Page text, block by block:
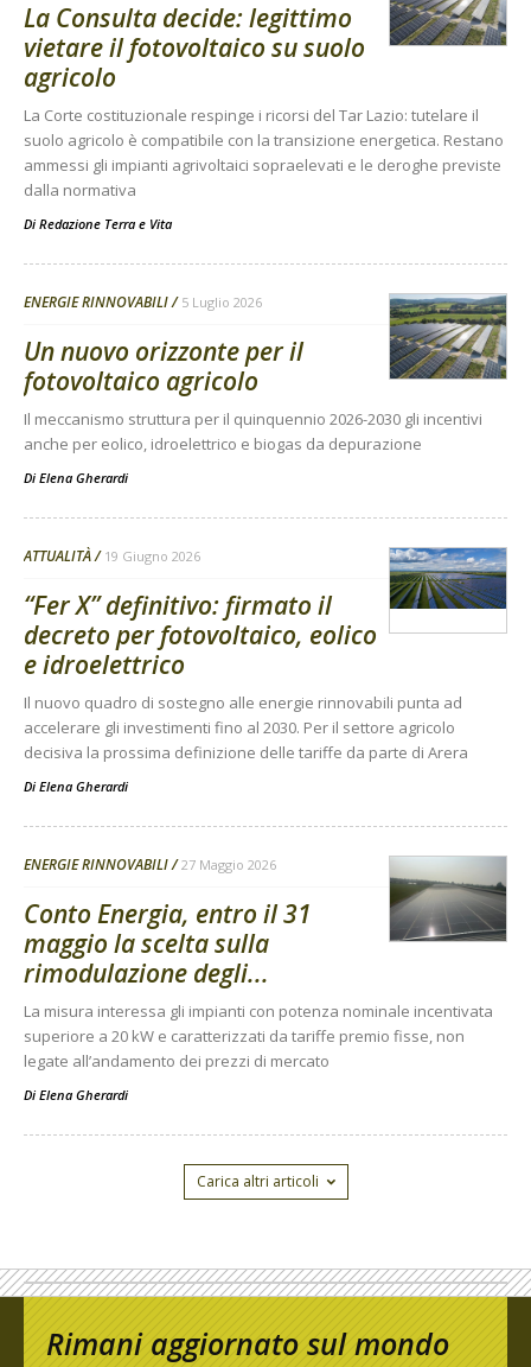
La Consulta decide: legittimo
vietare il fotovoltaico su suolo
agricolo
La Corte costituzionale respinge i ricorsi del Tar Lazio: tutelare il
suolo agricolo è compatibile con la transizione energetica. Restano
ammessi gli impianti agrivoltaici sopraelevati e le deroghe previste
dalla normativa
Di Redazione Terra e Vita
ENERGIE RINNOVABILI 5 Luglio 2026
Un nuovo orizzonte per il
fotovoltaico agricolo
Il meccanismo struttura per il quinquennio 2026-2030 gli incentivi
anche per eolico, idroelettrico e biogas da depurazione
Di Elena Gherardi
ATTUALITÀ 19 Giugno 2026
“Fer X” definitivo: firmato il
decreto per fotovoltaico, eolico
e idroelettrico
Il nuovo quadro di sostegno alle energie rinnovabili punta ad
accelerare gli investimenti fino al 2030. Per il settore agricolo
decisiva la prossima definizione delle tariffe da parte di Arera
Di Elena Gherardi
ENERGIE RINNOVABILI 27 Maggio 2026
Conto Energia, entro il 31
maggio la scelta sulla
rimodulazione degli...
La misura interessa gli impianti con potenza nominale incentivata
superiore a 20 kW e caratterizzati da tariffe premio fisse, non
legate all’andamento dei prezzi di mercato
Di Elena Gherardi
Carica altri articoli
Rimani aggiornato sul mondo